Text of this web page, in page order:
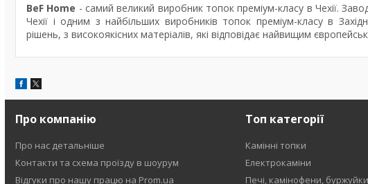
BeF Home - самийвеликий виробник топок преміум-класу в Чехії.
Чехії і одним з найбільших виробників топок преміум-класу в
рішень, з високоякісних матеріалів, які відповідає найвищим
Про компанію
Про нас детальніше
Контакти та схема проїзду в шоурум
Відгуки про нашу працю на Prom.ua
Топ категорії
Камінні топки
Електрокаміни
Печі, камінофени, буржуйки